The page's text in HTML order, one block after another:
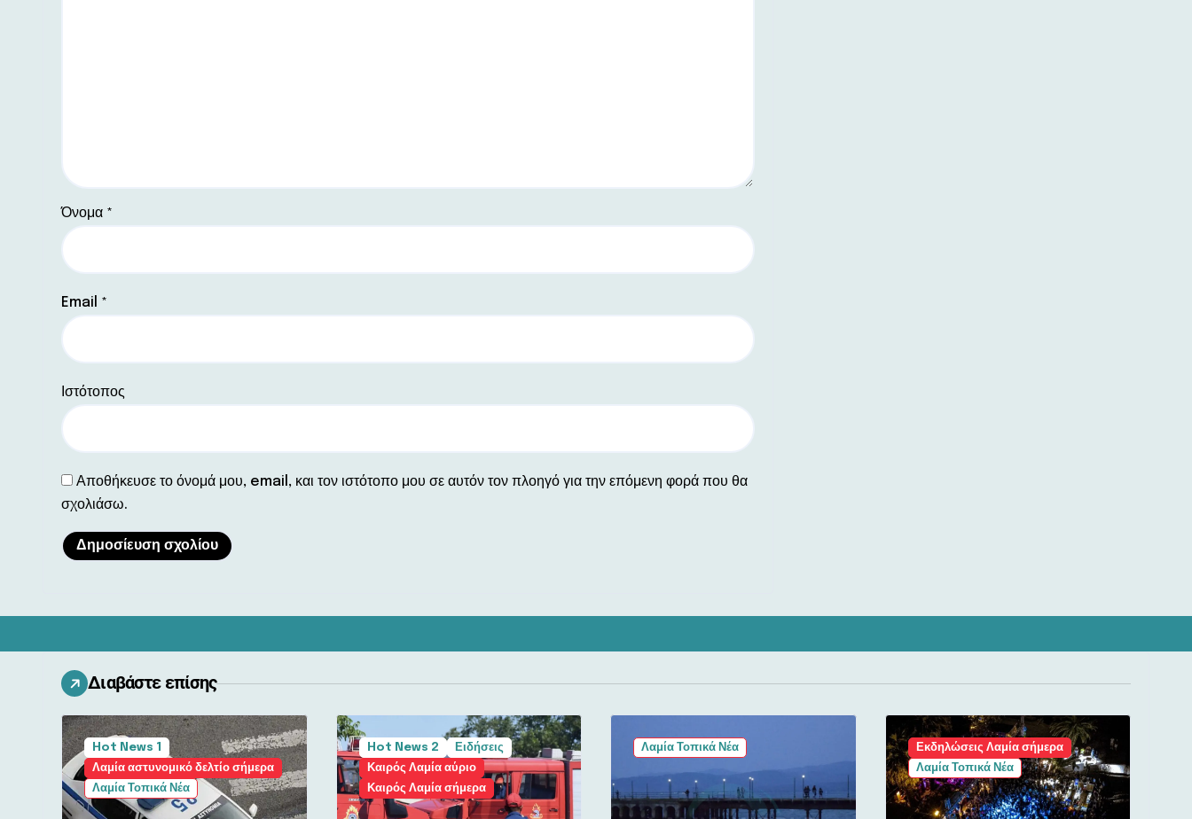
Όνομα *
Email *
Ιστότοπος
Αποθήκευσε το όνομά μου, email, και τον ιστότοπο μου σε αυτόν τον πλοηγό για την επόμενη φορά που θα
σχολιάσω.
Διαβάστε επίσης
Hot News 1
Λαμία αστυνομικό δελτίο σήμερα
Λαμία Τοπικά Νέα
Hot News 2
Ειδήσεις
Καιρός Λαμία αύριο
Καιρός Λαμία σήμερα
Λαμία Τοπικά Νέα
Εκδηλώσεις Λαμία σήμερα
Λαμία Τοπικά Νέα